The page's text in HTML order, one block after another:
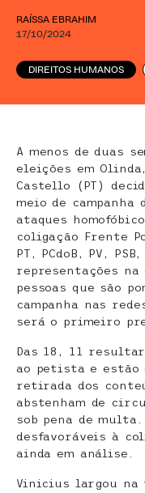
RAÍSSA EBRAHIM
17/10/2024
DIREITOS HUMANOS
A menos de duas
eleições em
Castello (PT)
meio de
ataques
coligação Frente
PT, PCdoB, PV,
representações
pessoas que são
campanha nas
será o primeiro
Das 18, 11
ao petista e estão
retirada dos
abstenham de
sob pena de
desfavoráveis à
ainda em análise.
Vinicius largou na